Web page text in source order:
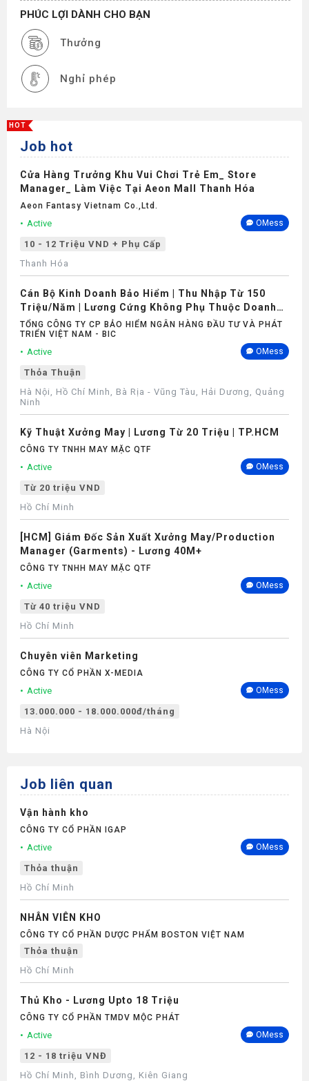
PHÚC LỢI DÀNH CHO BẠN
Thưởng
Nghỉ phép
HOT
Job hot
Cửa Hàng Trưởng Khu Vui Chơi Trẻ Em_ Store
Manager_ Làm Việc Tại Aeon Mall Thanh Hóa
Aeon Fantasy Vietnam Co.,ltd.
Active OMess
10 - 12 Triệu VND + Phụ Cấp
Thanh Hóa
Cán Bộ Kinh Doanh Bảo Hiểm | Thu Nhập Từ 150
Triệu/Năm | Lương Cứng Không Phụ Thuộc Doanh
Số
TỔNG CÔNG TY CP BẢO HIỂM NGÂN HÀNG ĐẦU TƯ VÀ PHÁT
TRIỂN VIỆT NAM - BIC
Active OMess
Thỏa Thuận
Hà Nội, Hồ Chí Minh, Bà Rịa - Vũng Tàu, Hải Dương, Quảng
Ninh
Kỹ Thuật Xưởng May | Lương Từ 20 Triệu | TP.HCM
CÔNG TY TNHH MAY MẶC QTF
Active OMess
Từ 20 triệu VND
Hồ Chí Minh
[HCM] Giám Đốc Sản Xuất Xưởng May/Production
Manager (Garments) - Lương 40M+
CÔNG TY TNHH MAY MẶC QTF
Active OMess
Từ 40 triệu VND
Hồ Chí Minh
Chuyên viên Marketing
CÔNG TY CỔ PHẦN X-MEDIA
Active OMess
13.000.000 - 18.000.000đ/tháng
Hà Nội
Job liên quan
Vận hành kho
CÔNG TY CỔ PHẦN IGAP
Active OMess
Thỏa thuận
Hồ Chí Minh
NHÂN VIÊN KHO
CÔNG TY CỔ PHẦN DƯỢC PHẨM BOSTON VIỆT NAM
Thỏa thuận
Hồ Chí Minh
Thủ Kho - Lương Upto 18 Triệu
CÔNG TY CỔ PHẦN TMDV MỘC PHÁT
Active OMess
12 - 18 triệu VNĐ
Hồ Chí Minh, Bình Dương, Kiên Giang